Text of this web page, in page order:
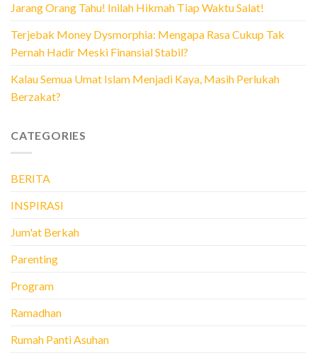
Jarang Orang Tahu! Inilah Hikmah Tiap Waktu Salat!
Terjebak Money Dysmorphia: Mengapa Rasa Cukup Tak
Pernah Hadir Meski Finansial Stabil?
Kalau Semua Umat Islam Menjadi Kaya, Masih Perlukah
Berzakat?
CATEGORIES
BERITA
INSPIRASI
Jum'at Berkah
Parenting
Program
Ramadhan
Rumah Panti Asuhan